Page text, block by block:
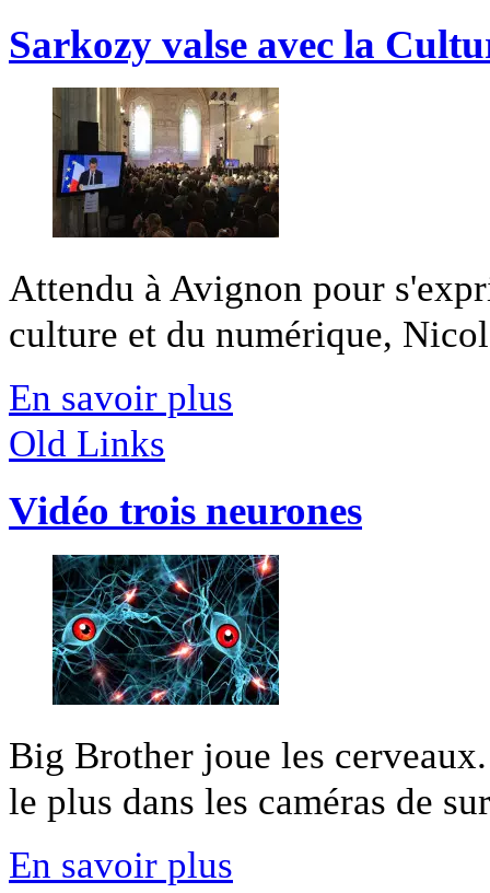
Sarkozy valse avec la
Attendu à Avignon pour
culture et du numérique,
En savoir plus
Old Links
Vidéo trois neurones
Big Brother joue les
le plus dans les caméras de
En savoir plus